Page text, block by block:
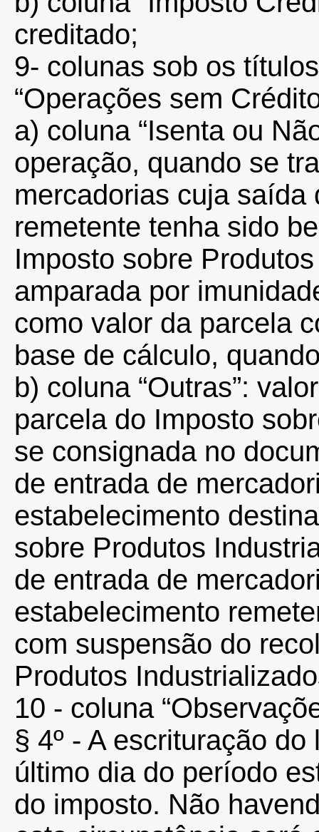
creditado;
9- colunas sob os
“Operações sem
a) coluna “Isenta ou
operação, quando se
mercadorias cuja saída
remetente tenha sido
Imposto sobre
amparada por
como valor da parcela
base de cálculo,
b) coluna “Outras”:
parcela do Imposto
se consignada no
de entrada de
estabelecimento
sobre Produtos
de entrada de
estabelecimento
com suspensão do
Produtos
10 - coluna
§ 4º - A escrituração
último dia do período
do imposto. Não